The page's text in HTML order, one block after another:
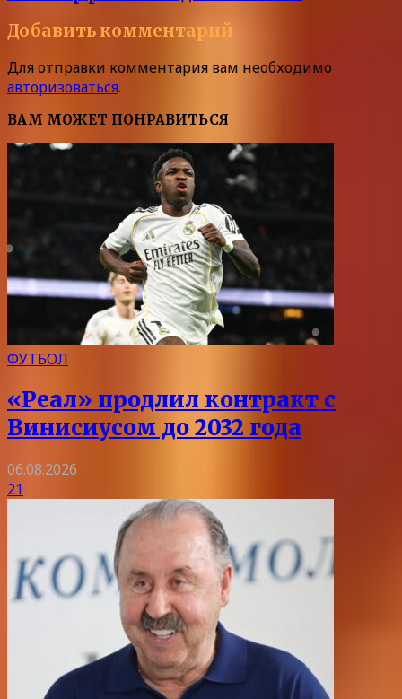
Добавить комментарий
Для отправки комментария вам необходимо
авторизоваться.
ВАМ МОЖЕТ ПОНРАВИТЬСЯ
ФУТБОЛ
«Реал» продлил контракт с
Винисиусом до 2032 года
06.08.2026
21